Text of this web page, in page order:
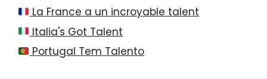
La France a un incroyable talent
Italia's Got Talent
Portugal Tem Talento